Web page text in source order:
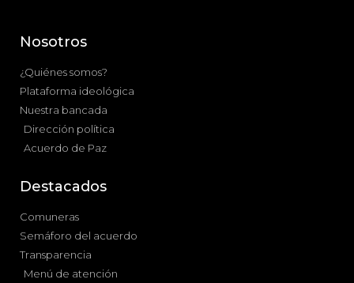
Nosotros
¿Quiénes somos?
Plataforma ideológica
Nuestra bancada
Dirección política
Acuerdo de Paz
Destacados
Comuneras
Semáforo del acuerdo
Transparencia
Menú de atención